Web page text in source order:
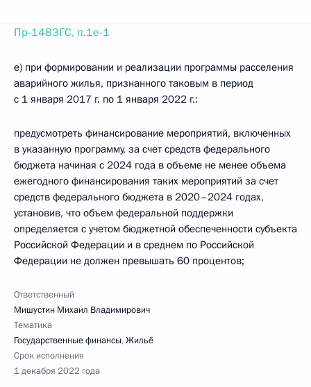
Пр-1483ГС, п.1е-1
е) при формировании и реализации программы расселения
аварийного жилья, признанного таковым в период
с 1 января 2017 г. по 1 января 2022 г.:
предусмотреть финансирование мероприятий, включенных
в указанную программу, за счет средств федерального
бюджета начиная с 2024 года в объеме не менее объема
ежегодного финансирования таких мероприятий за счет
средств федерального бюджета в 2020–2024 годах,
установив, что объем федеральной поддержки
определяется с учетом бюджетной обеспеченности субъекта
Российской Федерации и в среднем по Российской
Федерации не должен превышать 60 процентов;
Ответственный
Мишустин Михаил Владимирович
Тематика
Государственные финансы,Жильё
Срок исполнения
1 декабря 2022 года